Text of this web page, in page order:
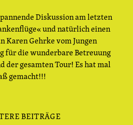
Diskussion am letzten
und natürlich einen
Karen Gehrke vom Jungen
für die wunderbare Betreuung
der gesamten Tour! Es hat mal
gemacht!!!
BEITRÄGE